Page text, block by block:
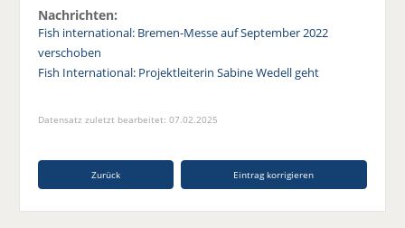
Nachrichten:
Fish international: Bremen-Messe auf September 2022
verschoben
Fish International: Projektleiterin Sabine Wedell geht
Datensatz zuletzt bearbeitet: 07.02.2025
Zurück Eintrag korrigieren